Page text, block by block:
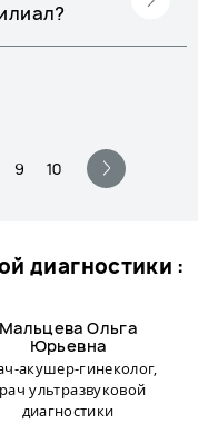
9 10
диагностики :
Мальцева Ольга
Юрьевна
акушер-гинеколог,
ультразвуковой
диагностики